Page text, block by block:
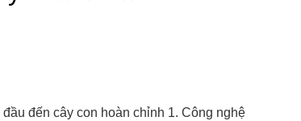
đến cây con hoàn chỉnh 1. Công nghệ